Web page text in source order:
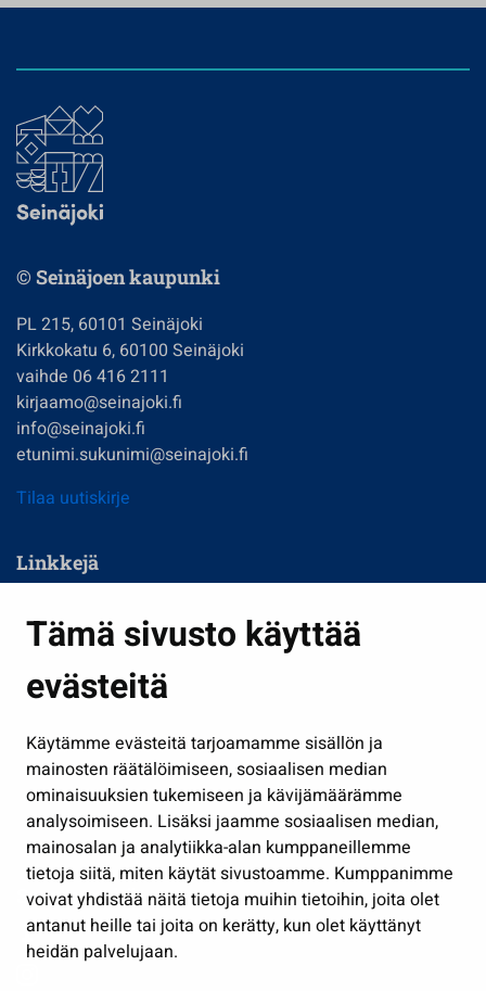
Tämä sivusto käyttää
evästeitä
Käytämme evästeitä tarjoamamme sisällön ja
mainosten räätälöimiseen, sosiaalisen median
ominaisuuksien tukemiseen ja kävijämäärämme
analysoimiseen. Lisäksi jaamme sosiaalisen median,
mainosalan ja analytiikka-alan kumppaneillemme
tietoja siitä, miten käytät sivustoamme. Kumppanimme
voivat yhdistää näitä tietoja muihin tietoihin, joita olet
antanut heille tai joita on kerätty, kun olet käyttänyt
heidän palvelujaan.
© Seinäjoen kaupunki
PL 215, 60101 Seinäjoki
Kirkkokatu 6, 60100 Seinäjoki
vaihde 06 416 2111
kirjaamo@seinajoki.fi
info@seinajoki.fi
etunimi.sukunimi@seinajoki.fi
Tilaa uutiskirje
Linkkejä
Kasvatus ja opetus
Kulttuuri ja liikunta
Työ ja yrittäminen
Osallistu ja asioi
Näytä omat evästeasetukseni
Seuraa meitä